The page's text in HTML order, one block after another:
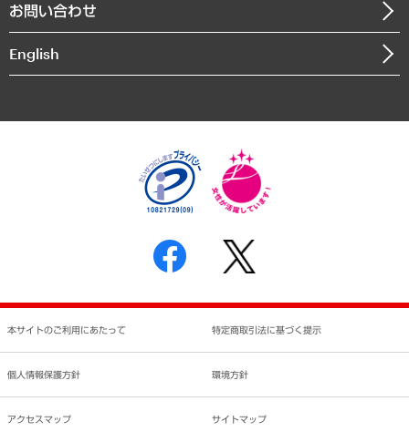
インドネシア現地法人
個人情報保護方針
反社会的勢力に対する基本方針
書面による個人情報の開示等の請求の手続きについて
お問い合わせ
English
本サイトのご利用にあたって 特定商取引法に基づく提示
個人情報保護方針 環境方針
アクセスマップ サイトマップ